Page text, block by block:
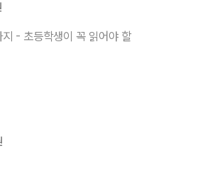
- 초등학생이 꼭 읽어야 할